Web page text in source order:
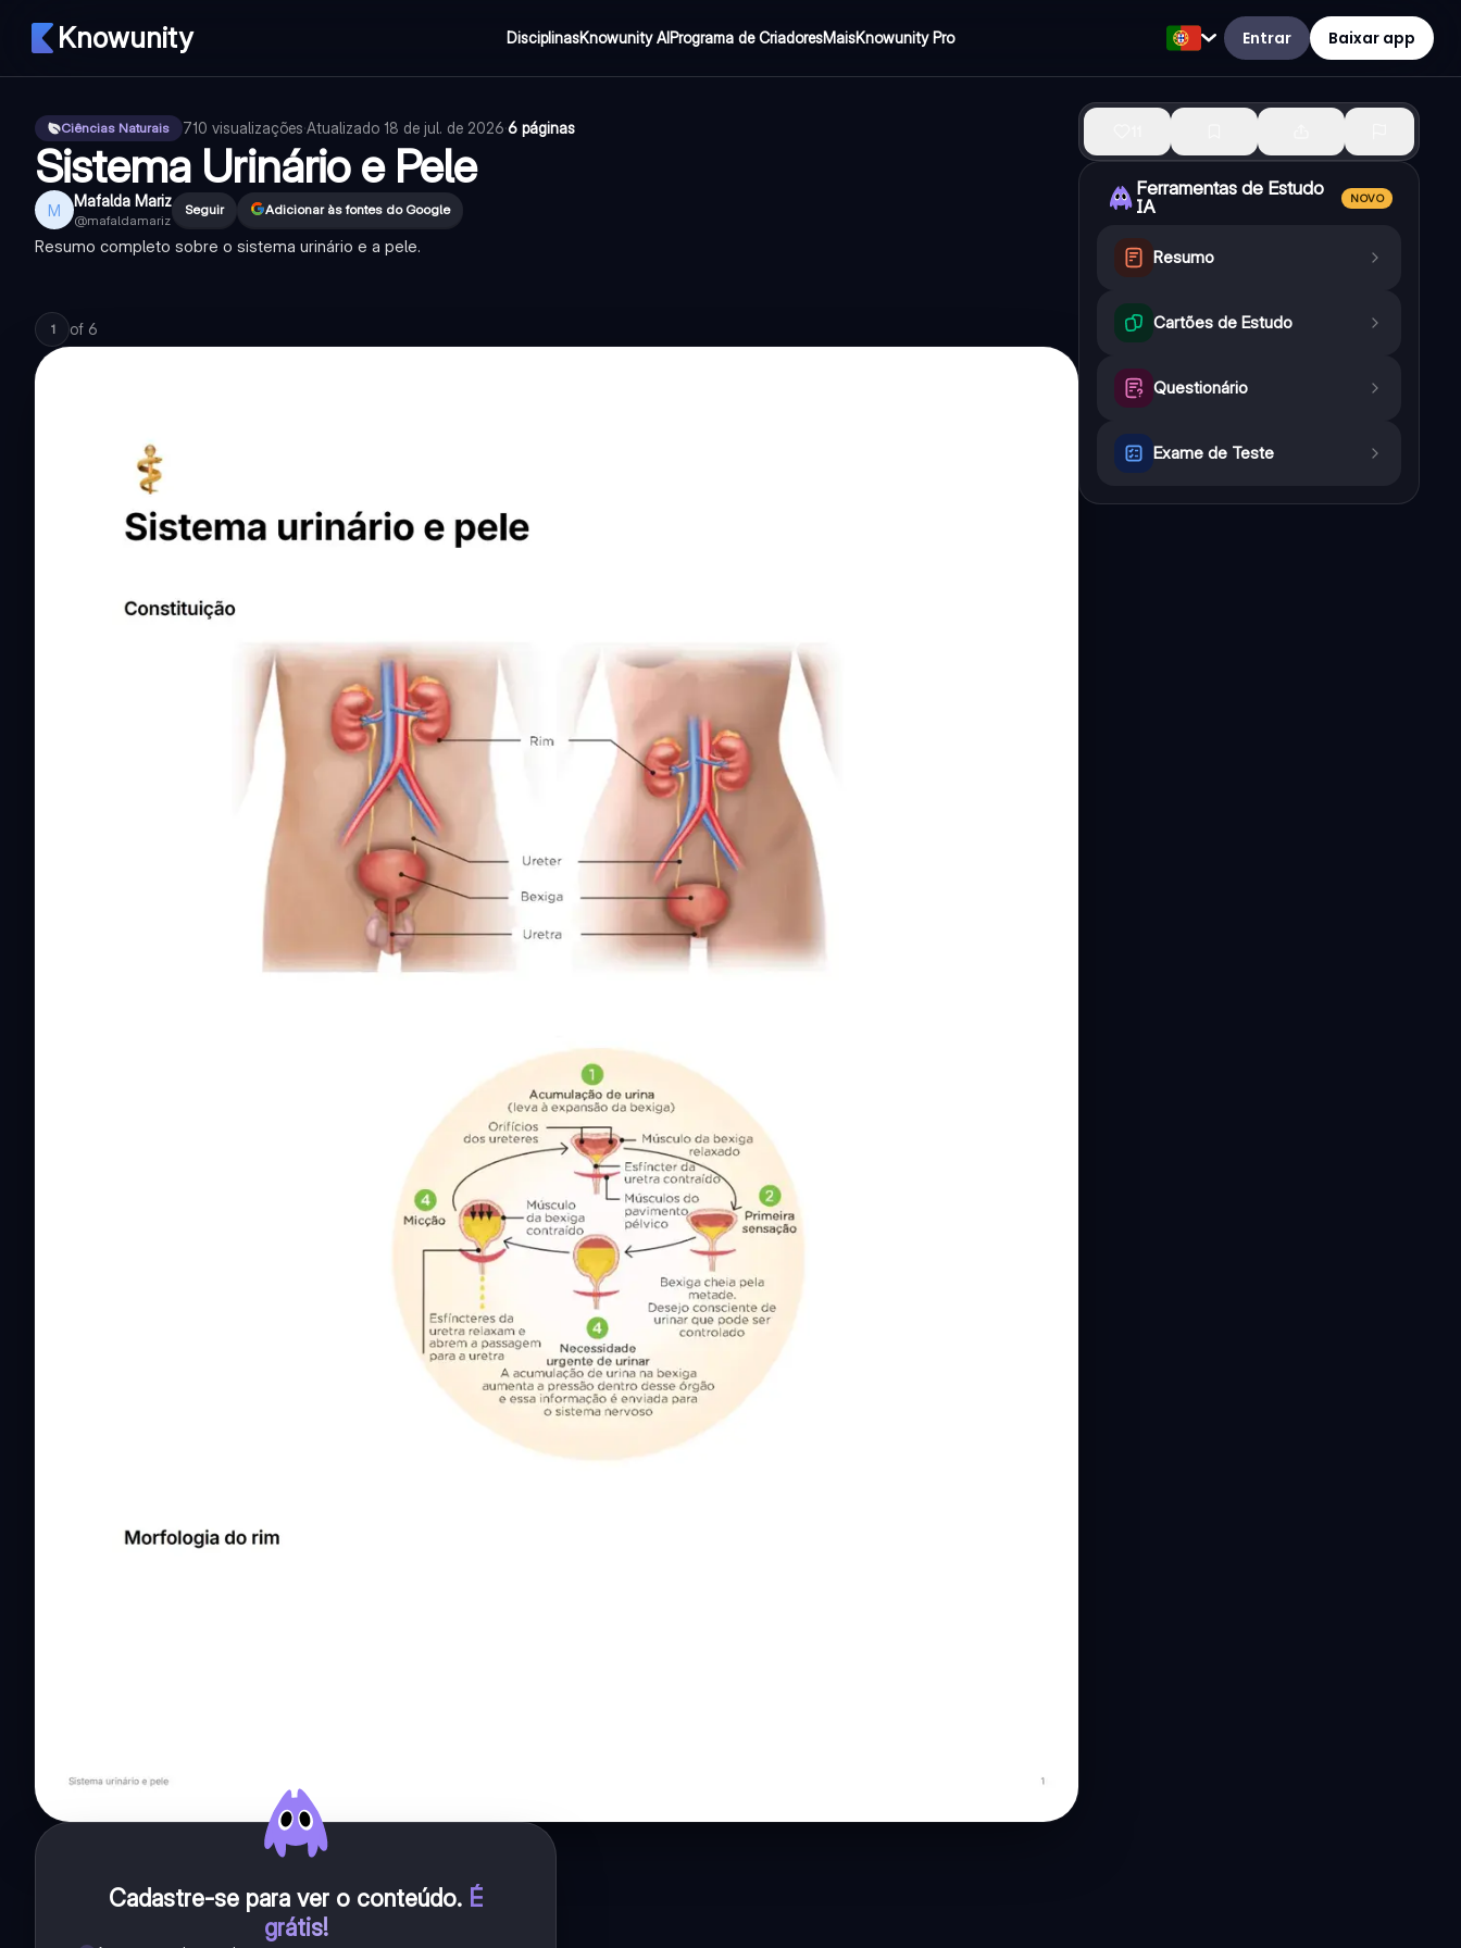
Knowunity DisciplinasKnowunity AIPrograma de CriadoresMaisKnowunity Pro Entrar Baixar app
Ciências Naturais 710 visualizações·Atualizado 18 de jul. de 2026·6 páginas
Sistema Urinário e Pele
M Mafalda Mariz
@mafaldamariz
Seguir Adicionar às fontes do Google
Resumo completo sobre o sistema urinário e a pele.
1 of 6
Cadastre-se para ver o conteúdo. É
grátis!
Ferramentas de Estudo
IA
NOVO
Resumo
Cartões de Estudo
Questionário
Exame de Teste